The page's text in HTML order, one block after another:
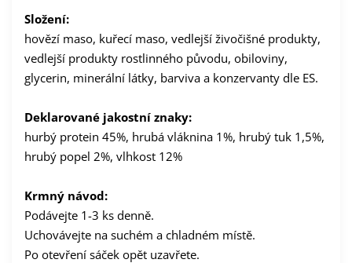
Složení:
hovězí maso, kuřecí maso, vedlejší živočišné produkty,
vedlejší produkty rostlinného původu, obiloviny,
glycerin, minerální látky, barviva a konzervanty dle ES.
Deklarované jakostní znaky:
hurbý protein 45%, hrubá vláknina 1%, hrubý tuk 1,5%,
hrubý popel 2%, vlhkost 12%
Krmný návod:
Podávejte 1-3 ks denně.
Uchovávejte na suchém a chladném místě.
Po otevření sáček opět uzavřete.